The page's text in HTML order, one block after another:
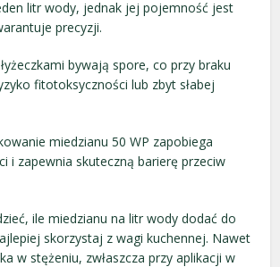
litr wody, jednak jej pojemność jest
precyzji.
bywają spore, co przy braku
fitotoksyczności lub zbyt słabej
miedzianu 50 WP zapobiega
i zapewnia skuteczną barierę przeciw
ile miedzianu na litr wody dodać do
skorzystaj z wagi kuchennej. Nawet
w stężeniu, zwłaszcza przy aplikacji w